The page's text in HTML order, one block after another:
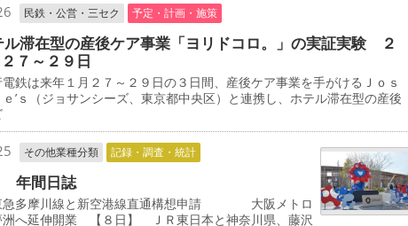
民鉄・公営・三セク 予定・計画・施策
ル滞在型の産後ケア事業「ヨリドコロ。」の実証実験 ２
７～２９日
鉄は来年１月２７～２９日の３日間、産後ケア事業を手がけるＪｏｓ
’ｓ（ジョサンシーズ、東京都中央区）と連携し、ホテル滞在型の産後
その他業種分類 記録・調査・統計
年間日誌
多摩川線と新空港線直通構想申請 大阪メトロ
洲へ延伸開業 【８日】 ＪＲ東日本と神奈川県、藤沢